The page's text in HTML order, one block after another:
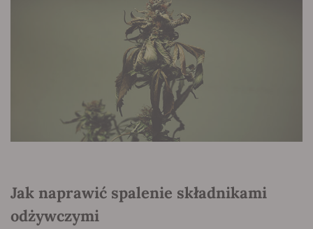
Jak naprawić spalenie składnikami
odżywczymi